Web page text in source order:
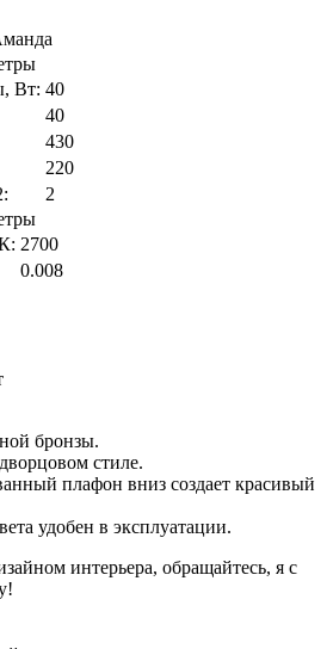
Вт: 40
40
430
220
2
2700
0.008
бронзы.
стиле.
плафон вниз создает красивый
удобен в эксплуатации.
интерьера, обращайтесь, я с